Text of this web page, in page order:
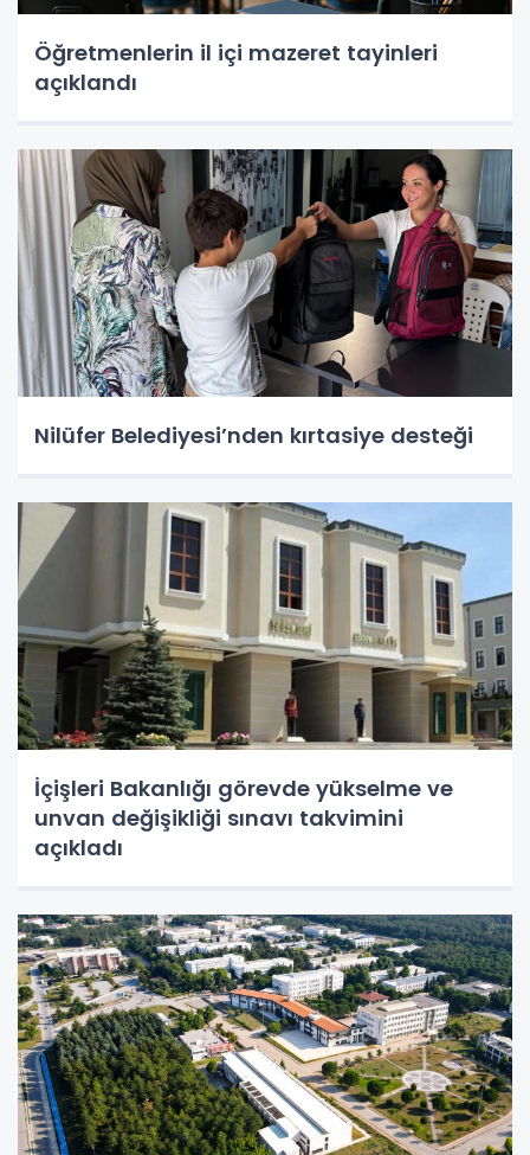
Öğretmenlerin il içi mazeret tayinleri
açıklandı
Nilüfer Belediyesi’nden kırtasiye desteği
İçişleri Bakanlığı görevde yükselme ve
unvan değişikliği sınavı takvimini
açıkladı